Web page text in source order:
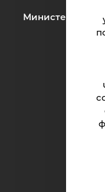
Министерство